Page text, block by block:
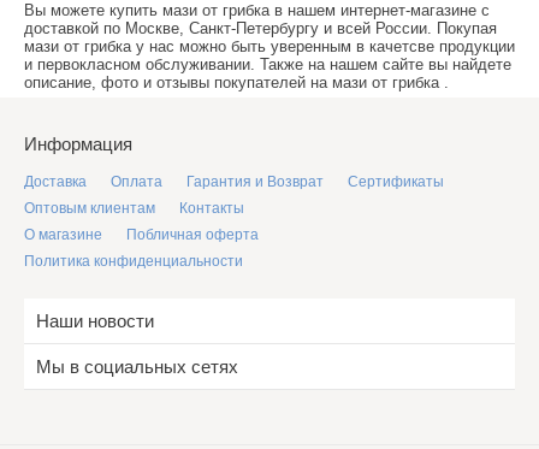
Вы можете купить мази от грибкав нашем интернет-магазине с
доставкой по Москве, Санкт-Петербургу и всей России. Покупая
мази от грибкау нас можно быть уверенным в качетсве продукции
и первокласном обслуживании. Также на нашем сайте вы найдете
описание, фото и отзывы покупателей на мази от грибка.
Информация
Доставка Оплата Гарантия и Возврат
Сертификаты
Оптовым клиентам
Контакты
О магазине
Побличная оферта
Политика конфиденциальности
Наши новости
Мы в социальных сетях